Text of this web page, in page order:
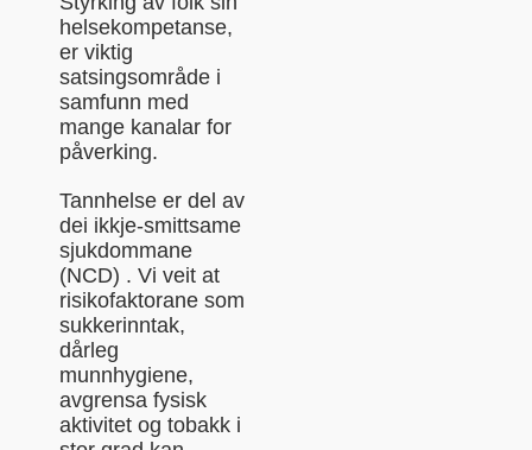
helsekompetanse,
er viktig
satsingsområde i
samfunn med
mange kanalar for
påverking.
Tannhelse er del av
dei ikkje-smittsame
sjukdommane
(NCD) . Vi veit at
risikofaktorane som
sukkerinntak,
dårleg
munnhygiene,
avgrensa fysisk
aktivitet og tobakk i